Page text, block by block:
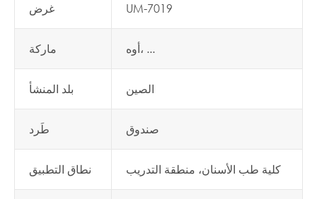
غرض UM-7019
ماركة أوه، ...
بلد المنشأ الصين
طَرد صندوق
نطاق التطبيق كلية طب الأسنان، منطقة التدريب